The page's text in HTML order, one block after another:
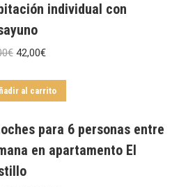
individual con
€ El
original
48,00€.
42,00€El
actual
42,00€.
al carrito
para 6 personas entre
en apartamento El